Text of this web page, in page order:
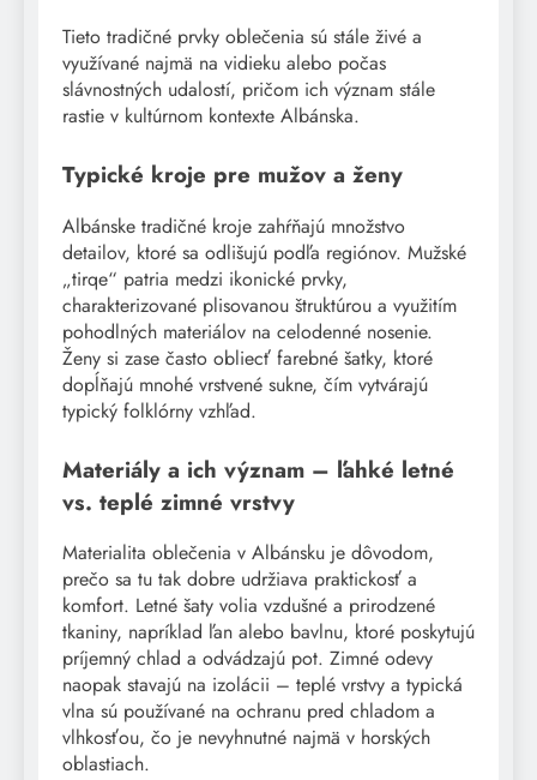
Tieto tradičné prvky oblečenia sú stále živé a
využívané najmä na vidieku alebo počas
slávnostných udalostí, pričom ich význam stále
rastie v kultúrnom kontexte Albánska.
Typické kroje pre mužov a ženy
Albánske tradičné kroje zahŕňajú množstvo
detailov, ktoré sa odlišujú podľa regiónov. Mužské
„tirqe“ patria medzi ikonické prvky,
charakterizované plisovanou štruktúrou a využitím
pohodlných materiálov na celodenné nosenie.
Ženy si zase často obliecť farebné šatky, ktoré
dopĺňajú mnohé vrstvené sukne, čím vytvárajú
typický folklórny vzhľad.
Materiály a ich význam – ľahké letné
vs. teplé zimné vrstvy
Materialita oblečenia v Albánsku je dôvodom,
prečo sa tu tak dobre udržiava praktickosť a
komfort. Letné šaty volia vzdušné a prirodzené
tkaniny, napríklad ľan alebo bavlnu, ktoré poskytujú
príjemný chlad a odvádzajú pot. Zimné odevy
naopak stavajú na izolácii – teplé vrstvy a typická
vlna sú používané na ochranu pred chladom a
vlhkosťou, čo je nevyhnutné najmä v horských
oblastiach.